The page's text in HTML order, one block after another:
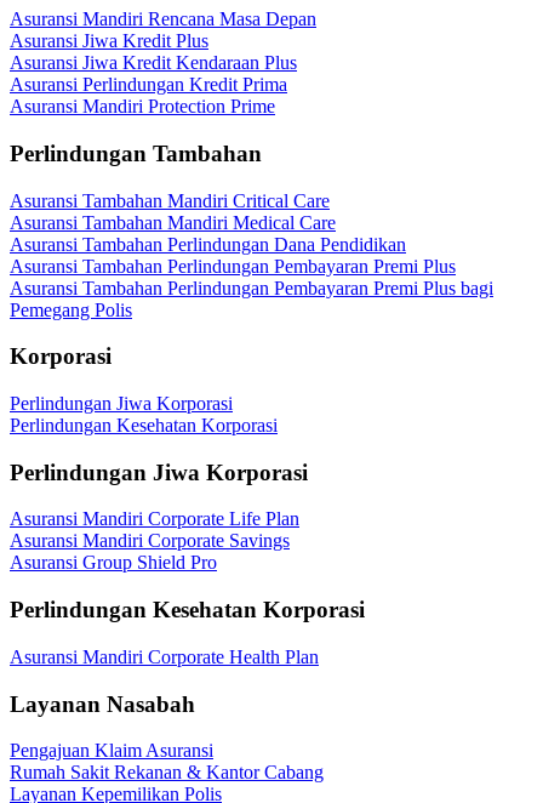
Asuransi Mandiri Rencana Masa Depan
Asuransi Jiwa Kredit Plus
Asuransi Jiwa Kredit Kendaraan Plus
Asuransi Perlindungan Kredit Prima
Asuransi Mandiri Protection Prime
Perlindungan Tambahan
Asuransi Tambahan Mandiri Critical Care
Asuransi Tambahan Mandiri Medical Care
Asuransi Tambahan Perlindungan Dana Pendidikan
Asuransi Tambahan Perlindungan Pembayaran Premi Plus
Asuransi Tambahan Perlindungan Pembayaran Premi Plus bagi
Pemegang Polis
Korporasi
Perlindungan Jiwa Korporasi
Perlindungan Kesehatan Korporasi
Perlindungan Jiwa Korporasi
Asuransi Mandiri Corporate Life Plan
Asuransi Mandiri Corporate Savings
Asuransi Group Shield Pro
Perlindungan Kesehatan Korporasi
Asuransi Mandiri Corporate Health Plan
Layanan Nasabah
Pengajuan Klaim Asuransi
Rumah Sakit Rekanan & Kantor Cabang
Layanan Kepemilikan Polis